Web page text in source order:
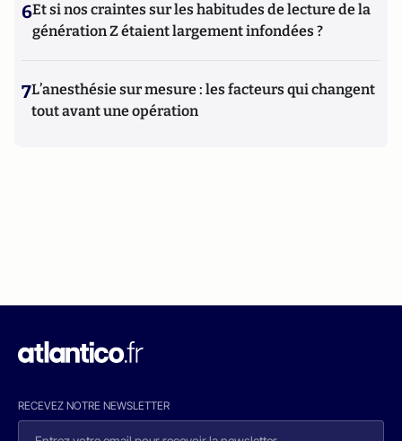
6Et si nos craintes sur les habitudes de lecture de la
génération Z étaient largement infondées ?
7L’anesthésie sur mesure : les facteurs qui changent
tout avant une opération
RECEVEZ NOTRE NEWSLETTER